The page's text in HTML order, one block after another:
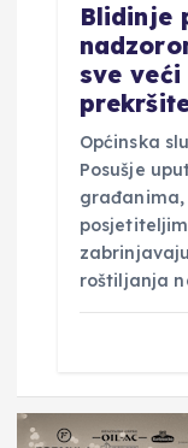
Blidinje
sve veći
Općinska
Posušje
roštiljanja